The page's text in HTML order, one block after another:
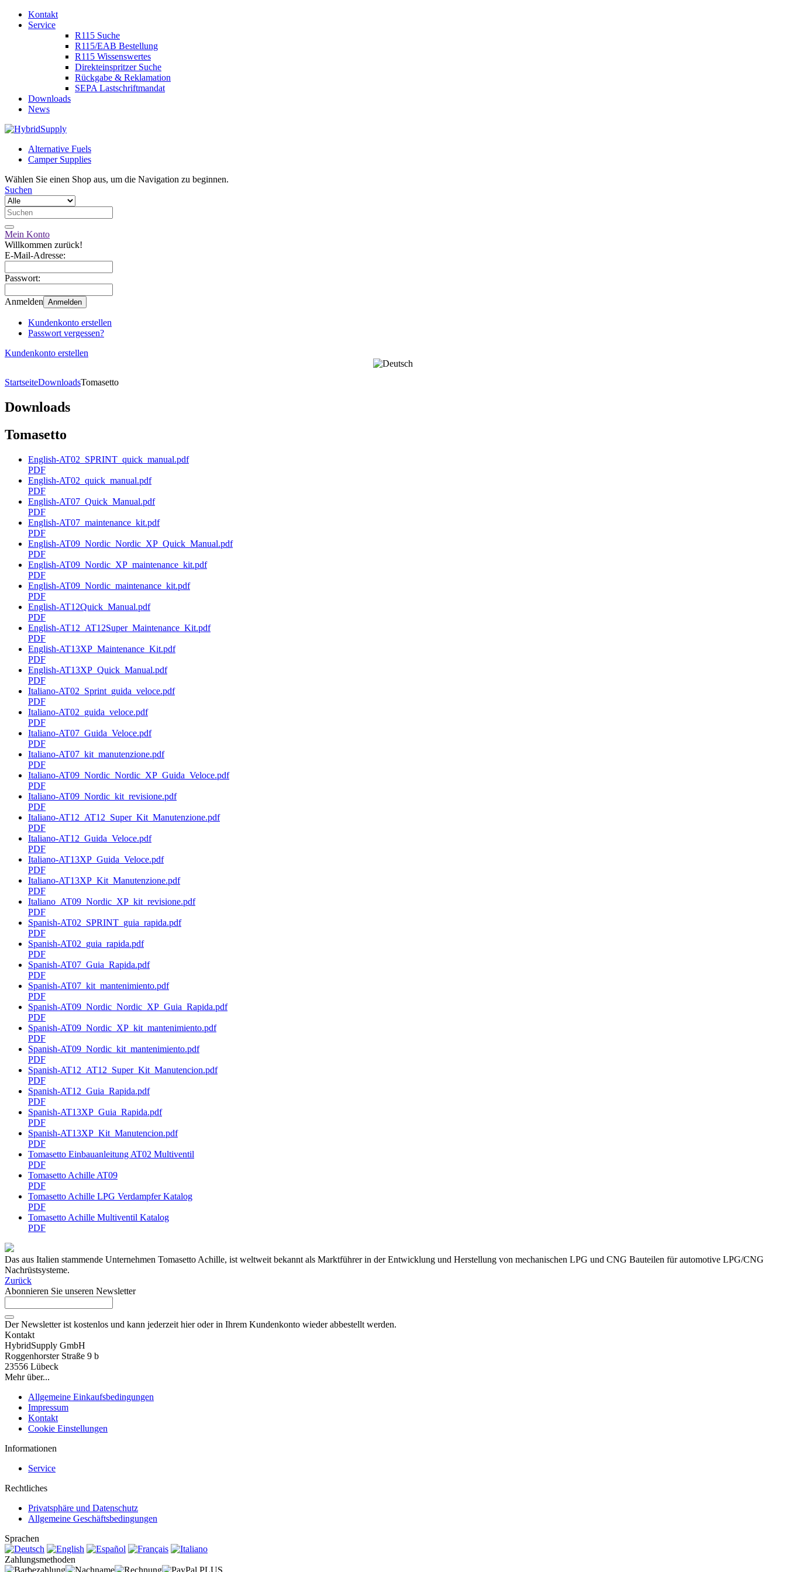
Kontakt
Service
R115 Suche
R115/EAB Bestellung
R115 Wissenswertes
Direkteinspritzer Suche
Rückgabe & Reklamation
SEPA Lastschriftmandat
Downloads
News
Alternative Fuels
Camper Supplies
Wählen Sie einen Shop aus, um die Navigation zu beginnen.
Suchen
Mein Konto
Willkommen zurück!
E-Mail-Adresse:
Passwort:
Anmelden Anmelden
Kundenkonto erstellen
Passwort vergessen?
Kundenkonto erstellen
StartseiteDownloadsTomasetto
Downloads
Tomasetto
English-AT02_SPRINT_quick_manual.pdf
PDF
English-AT02_quick_manual.pdf
PDF
English-AT07_Quick_Manual.pdf
PDF
English-AT07_maintenance_kit.pdf
PDF
English-AT09_Nordic_Nordic_XP_Quick_Manual.pdf
PDF
English-AT09_Nordic_XP_maintenance_kit.pdf
PDF
English-AT09_Nordic_maintenance_kit.pdf
PDF
English-AT12Quick_Manual.pdf
PDF
English-AT12_AT12Super_Maintenance_Kit.pdf
PDF
English-AT13XP_Maintenance_Kit.pdf
PDF
English-AT13XP_Quick_Manual.pdf
PDF
Italiano-AT02_Sprint_guida_veloce.pdf
PDF
Italiano-AT02_guida_veloce.pdf
PDF
Italiano-AT07_Guida_Veloce.pdf
PDF
Italiano-AT07_kit_manutenzione.pdf
PDF
Italiano-AT09_Nordic_Nordic_XP_Guida_Veloce.pdf
PDF
Italiano-AT09_Nordic_kit_revisione.pdf
PDF
Italiano-AT12_AT12_Super_Kit_Manutenzione.pdf
PDF
Italiano-AT12_Guida_Veloce.pdf
PDF
Italiano-AT13XP_Guida_Veloce.pdf
PDF
Italiano-AT13XP_Kit_Manutenzione.pdf
PDF
Italiano_AT09_Nordic_XP_kit_revisione.pdf
PDF
Spanish-AT02_SPRINT_guia_rapida.pdf
PDF
Spanish-AT02_guia_rapida.pdf
PDF
Spanish-AT07_Guia_Rapida.pdf
PDF
Spanish-AT07_kit_mantenimiento.pdf
PDF
Spanish-AT09_Nordic_Nordic_XP_Guia_Rapida.pdf
PDF
Spanish-AT09_Nordic_XP_kit_mantenimiento.pdf
PDF
Spanish-AT09_Nordic_kit_mantenimiento.pdf
PDF
Spanish-AT12_AT12_Super_Kit_Manutencion.pdf
PDF
Spanish-AT12_Guia_Rapida.pdf
PDF
Spanish-AT13XP_Guia_Rapida.pdf
PDF
Spanish-AT13XP_Kit_Manutencion.pdf
PDF
Tomasetto Einbauanleitung AT02 Multiventil
PDF
Tomasetto Achille AT09
PDF
Tomasetto Achille LPG Verdampfer Katalog
PDF
Tomasetto Achille Multiventil Katalog
PDF
Das aus Italien stammende Unternehmen Tomasetto Achille, ist weltweit bekannt als Marktführer in der Entwicklung und Herstellung von mechanischen LPG und CNG Bauteilen für automotive LPG/CNG
Nachrüstsysteme.
Zurück
Abonnieren Sie unseren Newsletter
Der Newsletter ist kostenlos und kann jederzeit hier oder in Ihrem Kundenkonto wieder abbestellt werden.
Kontakt
HybridSupply GmbH
Roggenhorster Straße 9 b
23556 Lübeck
Mehr über...
Allgemeine Einkaufsbedingungen
Impressum
Kontakt
Cookie Einstellungen
Informationen
Service
Rechtliches
Privatsphäre und Datenschutz
Allgemeine Geschäftsbedingungen
Sprachen
Zahlungsmethoden